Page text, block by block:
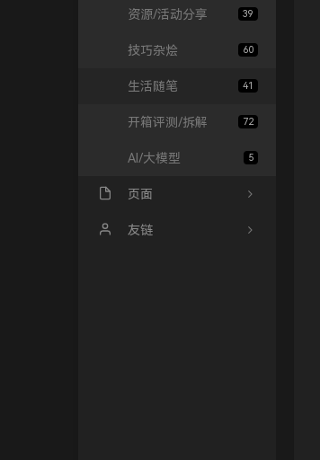
39
资源/活动分享
60
技巧杂烩
41
生活随笔
72
开箱评测/拆解
5
AI/大模型
页面
归档栏
友链